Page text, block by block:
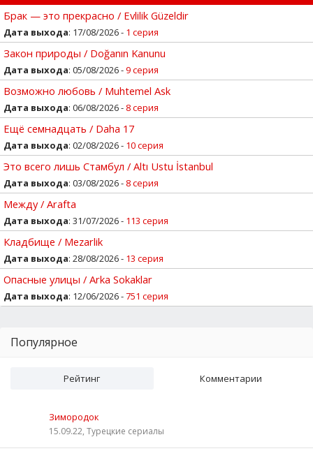
Брак — это прекрасно / Evlilik Güzeldir
Дата выхода: 17/08/2026 - 1 серия
Закон природы / Doğanın Kanunu
Дата выхода: 05/08/2026 -9 серия
Возможно любовь / Muhtemel Ask
Дата выхода: 06/08/2026 - 8 серия
Ещё семнадцать / Daha 17
Дата выхода: 02/08/2026 - 10 серия
Это всего лишь Стамбул / Altı Ustu İstanbul
Дата выхода: 03/08/2026 - 8 серия
Между / Arafta
Дата выхода: 31/07/2026 - 113 серия
Кладбище / Mezarlik
Дата выхода: 28/08/2026 - 13 серия
Опасные улицы / Arka Sokaklar
Дата выхода: 12/06/2026 -751 серия
Популярное
Рейтинг Комментарии
Зимородок
15.09.22, Турецкие сериалы